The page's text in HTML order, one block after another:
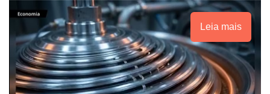
Leia mais